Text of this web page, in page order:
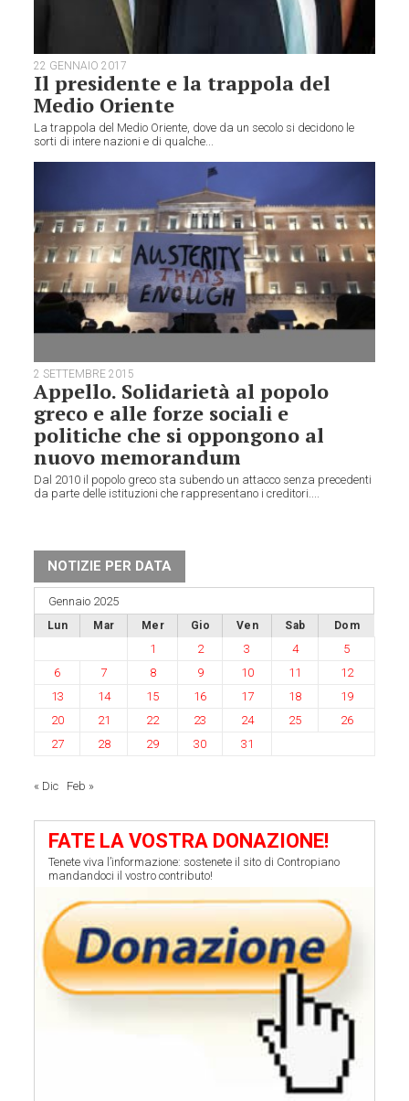
22 GENNAIO 2017
Il presidente e la trappola del
Medio Oriente
La trappola del Medio Oriente, dove da un secolo si decidono le
sorti di intere nazioni e di qualche...
2 SETTEMBRE 2015
Appello. Solidarietà al popolo
greco e alle forze sociali e
politiche che si oppongono al
nuovo memorandum
Dal 2010 il popolo greco sta subendo un attacco senza precedenti
da parte delle istituzioni che rappresentano i creditori....
NOTIZIE PER DATA
Gennaio 2025
Lun Mar Mer Gio Ven Sab Dom
1 2 3 4
5
6
7 8 9 10 11
12
13
14 15 16 17 18
19
20
21 22 23 24 25
26
27
28 29 30 31
« Dic Feb »
FATE LA VOSTRA DONAZIONE!
Tenete viva l’informazione: sostenete il sito di Contropiano
mandandoci il vostro contributo!